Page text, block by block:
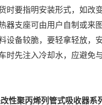
时要指明安装形式，如改
器支座可由用户自制或来
设备较脆，要轻拿轻放，
时先注入冷却水，应避免
性聚丙烯列管式吸收器系